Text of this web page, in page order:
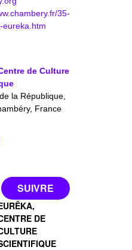
35-
eureka.htm
de Culture
la République,
France
DE